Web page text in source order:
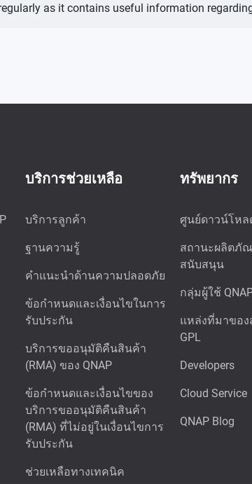
as it contains useful information
บริการช่วยเหลือ
บริการลูกค้า
ฐานความรู้
คำแนะนำด้านความปลอดภัย
ข้อกำหนดและเงื่อนไขในการ
รับประกัน
บริการขออนุมัติคืนสินค้า
(RMA) ของ QNAP
ข้อกำหนดและเงื่อนไขของ
บริการขออนุมัติคืนสินค้า
(RMA) ที่ไม่อยู่ในเงื่อนไขการ
รับประกัน
ช่วยเหลือทางเทคนิค
ทรัพยากร
ศูนย์ดาวน์โหล
สถานะผลิตภั
สนับสนุน
กลุ่มผู้ใช้
แหล่งที่มาขอ
GPL
Developers
Cloud Service
QNAP Blog